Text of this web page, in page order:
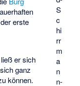
S
c
hi
rr
m
a
n
n-
erste
er sich
ganz
können.